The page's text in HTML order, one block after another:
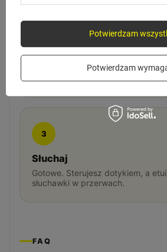
Sparuj z telefonem
3
Słuchaj
Gotowe. Sterujesz dotykiem, a
słuchawki w przerwach.
FAQ
Potwierdzam
Potwierdzam